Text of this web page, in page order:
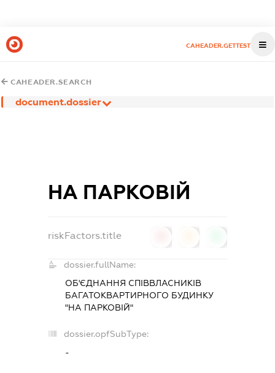
CAHEADER.GETTEST
CAHEADER.SEARCH
document.dossier
НА ПАРКОВІЙ
riskFactors.title
dossier.fullName:
ОБ'ЄДНАННЯ СПІВВЛАСНИКІВ
БАГАТОКВАРТИРНОГО БУДИНКУ
"НА ПАРКОВІЙ"
dossier.opfSubType:
-